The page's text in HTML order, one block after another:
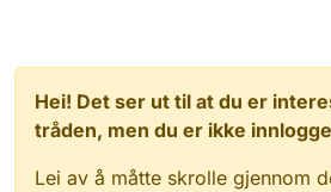
Hei! Det ser ut til at du er
tråden, men du er ikke
Lei av å måtte skrolle gjennom